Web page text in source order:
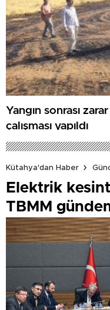
Yangın sonrası
çalışması yapıldı
Kütahya'dan Haber
Elektrik
TBMM